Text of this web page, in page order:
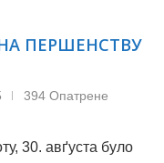
ПЕРШЕНСТВУ
394 Опатрене
30. авґуста було